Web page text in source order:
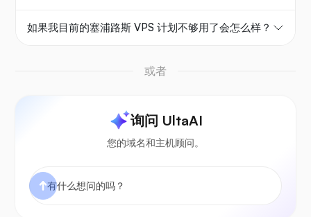
如果我目前的塞浦路斯 VPS 计划不够用了会怎么样？
或者
询问 UltaAI
您的域名和主机顾问。